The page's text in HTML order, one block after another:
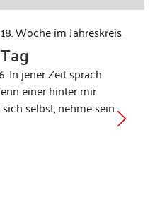
Woche im Jahreskreis
In jener Zeit sprach
einer hinter mir
selbst, nehme sein…